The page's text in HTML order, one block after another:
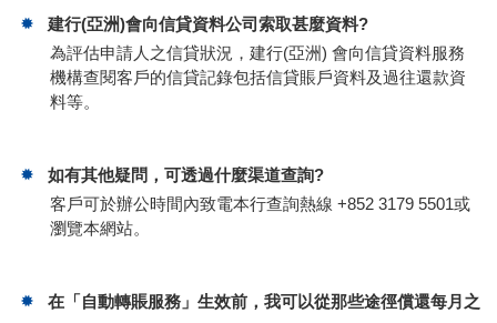
建行(亞洲)會向信貸資料公司索取甚麼資料?
為評估申請人之信貸狀況，建行(亞洲) 會向信貸資料服務
機構查閱客戶的信貸記錄包括信貸賬戶資料及過往還款資
料等。
如有其他疑問，可透過什麼渠道查詢?
客戶可於辦公時間內致電本行查詢熱線 +852 3179 5501或
瀏覽本網站。
在「自動轉賬服務」生效前，我可以從那些途徑償還每月之